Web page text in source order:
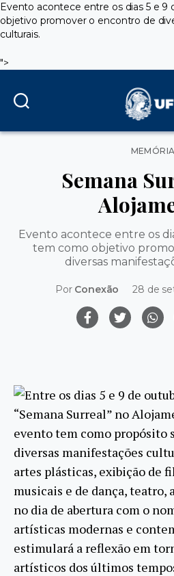
Evento acontece entre os dias 5 e
objetivo promover o encontro de
culturais.
">
MEMÓRIA
Semana
Evento acontece entre os
tem como objetivo
diversas
Por Conexão 28 de
Entre os dias 5 e 9 de
“Semana Surreal” no
evento tem como propósito
diversas manifestações
artes plásticas, exibição de
musicais e de dança, teatro,
no dia de abertura com o
artísticas modernas e
estimulará a reflexão em
artísticos dos últimos